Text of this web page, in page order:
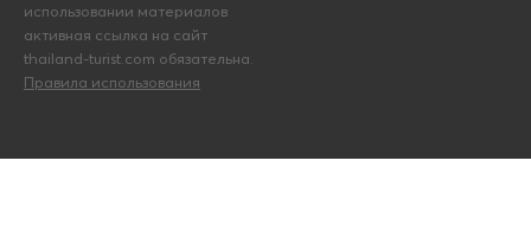
использовании материалов
активная ссылка на сайт
thailand-turist.com обязательна.
Правила использования